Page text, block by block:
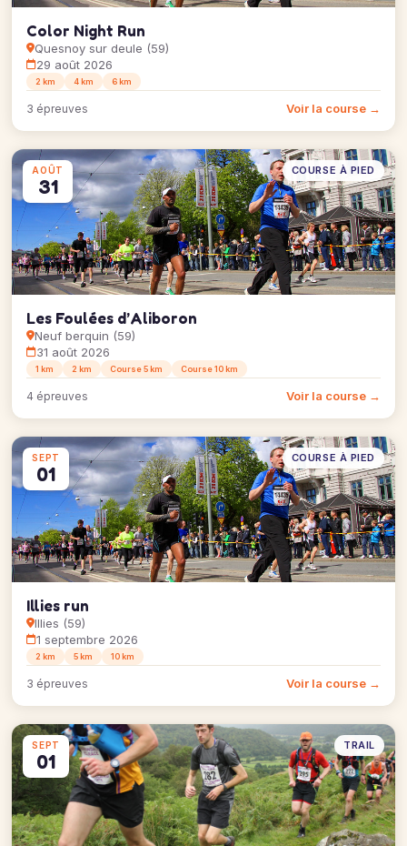
Color Night Run
Quesnoy sur deule (59)
29 août 2026
2 km 4 km 6 km
3 épreuves Voir la course →
AOÛT
31
COURSE À PIED
Les Foulées d’Aliboron
Neuf berquin (59)
31 août 2026
1 km 2 km Course 5 km Course 10 km
4 épreuves Voir la course →
SEPT
01
COURSE À PIED
Illies run
Illies (59)
1 septembre 2026
2 km 5 km 10 km
3 épreuves Voir la course →
SEPT
01
TRAIL